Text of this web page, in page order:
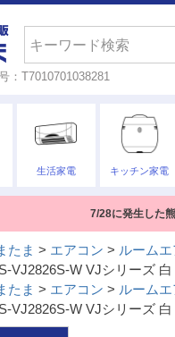
：T7010701038281
生活家電 キッチン家電
7/28に発生した
たま エアコン ルーム
VJ2826S-W VJシリーズ
たま
エアコン ルーム
VJ2826S-W VJシリーズ